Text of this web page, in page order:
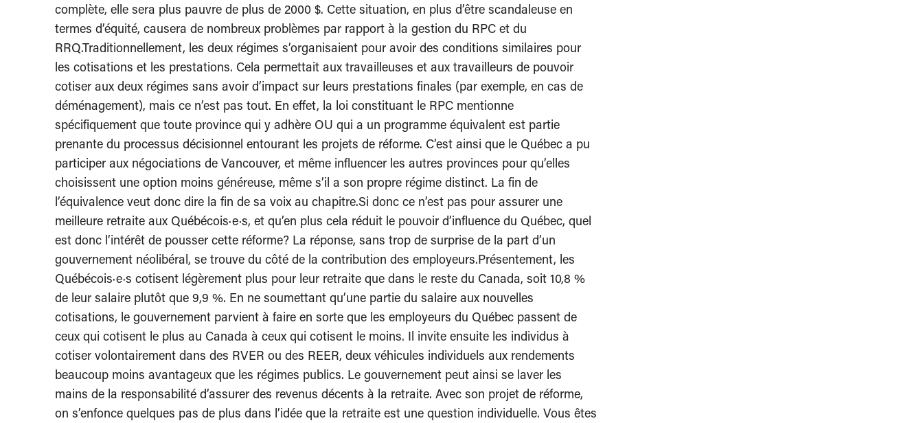
complète, elle sera plus pauvre de plus de 2000 $. Cette situation, en plus d’être scandaleuse en
termes d’équité, causera de nombreux problèmes par rapport à la gestion du RPC et du
RRQ.Traditionnellement, les deux régimes s’organisaient pour avoir des conditions similaires pour
les cotisations et les prestations. Cela permettait aux travailleuses et aux travailleurs de pouvoir
cotiser aux deux régimes sans avoir d’impact sur leurs prestations finales (par exemple, en cas de
déménagement), mais ce n’est pas tout. En effet, la loi constituant le RPC mentionne
spécifiquement que toute province qui y adhère OU qui a un programme équivalent est partie
prenante du processus décisionnel entourant les projets de réforme. C’est ainsi que le Québec a pu
participer aux négociations de Vancouver, et même influencer les autres provinces pour qu’elles
choisissent une option moins généreuse, même s’il a son propre régime distinct. La fin de
l’équivalence veut donc dire la fin de sa voix au chapitre.Si donc ce n’est pas pour assurer une
meilleure retraite aux Québécois·e·s, et qu’en plus cela réduit le pouvoir d’influence du Québec, quel
est donc l’intérêt de pousser cette réforme? La réponse, sans trop de surprise de la part d’un
gouvernement néolibéral, se trouve du côté de la contribution des employeurs.Présentement, les
Québécois·e·s cotisent légèrement plus pour leur retraite que dans le reste du Canada, soit 10,8 %
de leur salaire plutôt que 9,9 %. En ne soumettant qu’une partie du salaire aux nouvelles
cotisations, le gouvernement parvient à faire en sorte que les employeurs du Québec passent de
ceux qui cotisent le plus au Canada à ceux qui cotisent le moins. Il invite ensuite les individus à
cotiser volontairement dans des RVER ou des REER, deux véhicules individuels aux rendements
beaucoup moins avantageux que les régimes publics. Le gouvernement peut ainsi se laver les
mains de la responsabilité d’assurer des revenus décents à la retraite. Avec son projet de réforme,
on s’enfonce quelques pas de plus dans l’idée que la retraite est une question individuelle. Vous êtes